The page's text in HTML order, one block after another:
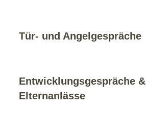
Tür- und Angelgespräche
Entwicklungsgespräche &
Elternanlässe